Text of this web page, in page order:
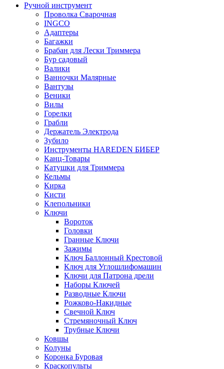
Ручной инструмент
Проволка Сварочная
INGCO
Адаптеры
Багажки
Брабан для Лески Триммера
Бур садовый
Валики
Ванночки Малярные
Вантузы
Веники
Вилы
Горелки
Грабли
Держатель Электрода
Зубило
Инструменты HAREDEN БИБЕР
Канц-Товары
Катушки для Триммера
Кельмы
Кирка
Кисти
Клепольники
Ключи
Вороток
Головки
Гранные Ключи
Зажимы
Ключ Баллонный Крестовой
Ключ для Углошлифомашин
Ключи для Патрона дрели
Наборы Ключей
Разводные Ключи
Рожково-Накидные
Свечной Ключ
Стремяночный Ключ
Трубные Ключи
Ковшы
Колуны
Коронка Буровая
Краскопульты